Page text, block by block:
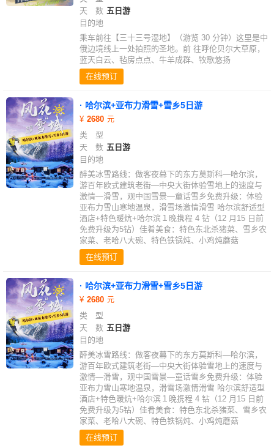
天 数 五日游
目的地
乘车前往【三十三号湿地】（游览 30 分钟）这里是中
俄边境线上一处拍照的圣地。前 往呼伦贝尔大草原，
蓝天白云、毡房点点、牛羊成群、牧歌悠扬
在线预订
· 哈尔滨+亚布力滑雪+雪乡5日游
2680
类 型
天 数 五日游
目的地
醉美冰雪路线：做客夜幕下的东方莫斯科—哈尔滨，
游百年欧式建筑老街—中央大街体验雪地上的速度与
激情—滑雪，观中国雪景—童话雪乡免费升级：体验
亚布力雪山寒地温泉，滑雪场激情滑雪 哈尔滨舒适型
酒店+特色暖炕+哈尔滨１晚携程 4 钻（12 月15 日前
免费升级为5钻）佳肴美食：特色东北杀猪菜、雪乡农
家菜、老哈八大碗、特色铁锅炖、小鸡炖蘑菇
在线预订
· 哈尔滨+亚布力滑雪+雪乡5日游
2680
类 型
天 数 五日游
目的地
醉美冰雪路线：做客夜幕下的东方莫斯科—哈尔滨，
游百年欧式建筑老街—中央大街体验雪地上的速度与
激情—滑雪，观中国雪景—童话雪乡免费升级：体验
亚布力雪山寒地温泉，滑雪场激情滑雪 哈尔滨舒适型
酒店+特色暖炕+哈尔滨１晚携程 4 钻（12 月15 日前
免费升级为5钻）佳肴美食：特色东北杀猪菜、雪乡农
家菜、老哈八大碗、特色铁锅炖、小鸡炖蘑菇
在线预订